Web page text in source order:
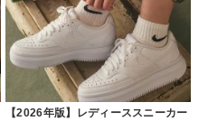
【2026年版】レディーススニーカー